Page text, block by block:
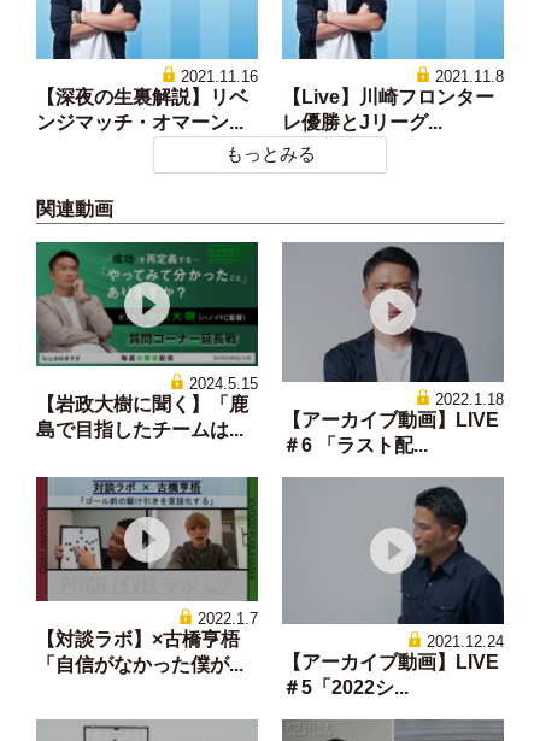
2021.11.16
【深夜の生裏解説】リベ
ンジマッチ・オマーン...
2021.11.8
【Live】川崎フロンター
レ優勝とJリーグ...
もっとみる
関連動画
2024.5.15
【岩政大樹に聞く】「鹿
島で目指したチームは...
2022.1.18
【アーカイブ動画】LIVE
＃6 「ラスト配...
2022.1.7
【対談ラボ】×古橋亨梧
「自信がなかった僕が...
2021.12.24
【アーカイブ動画】LIVE
＃5「2022シ...